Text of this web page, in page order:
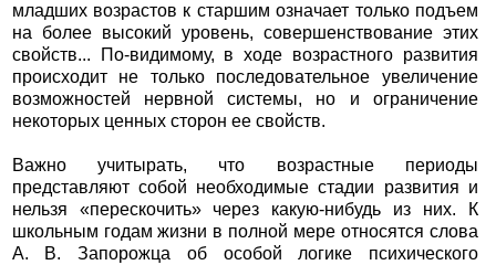
младших возрастов к старшим означает только подъем
на более высокий уровень, совершенствование этих
свойств... По-видимому, в ходе возрастного развития
происходит не только последовательное увеличение
возможностей нервной системы, но и ограничение
некоторых ценных сторон ее свойств.
Важно учитырать, что возрастные периоды
представляют собой необходимые стадии развития и
нельзя «перескочить» через какую-нибудь из них. К
школьным годам жизни в полной мере относятся слова
А. В. Запорожца об особой логике психического